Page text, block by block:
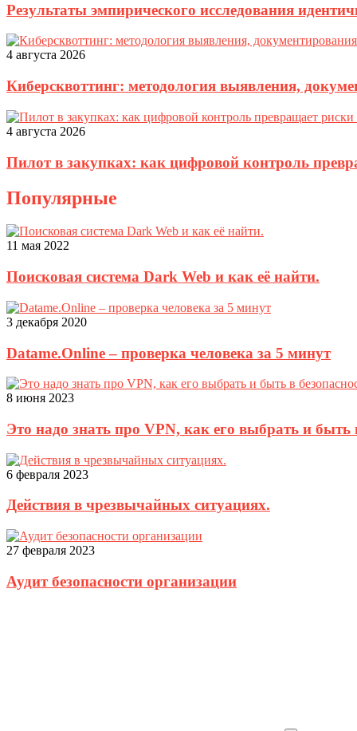
Результаты эмпирического исследования
4 августа 2026
Киберсквоттинг: методология выявления,
4 августа 2026
Пилот в закупках: как цифровой контроль
Популярные
11 мая 2022
Поисковая система Dark Web и как её найти.
3 декабря 2020
Datame.Online – проверка человека за 5 минут
8 июня 2023
Это надо знать про VPN, как его выбрать и быть
6 февраля 2023
Действия в чрезвычайных ситуациях.
27 февраля 2023
Аудит безопасности организации